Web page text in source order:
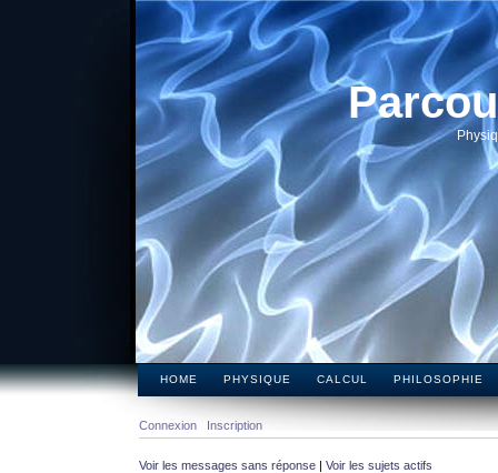
HOME PHYSIQUE CALCUL PHILOSOPHIE
Connexion Inscription
Voir les messages sans réponse | Voir les sujets actifs